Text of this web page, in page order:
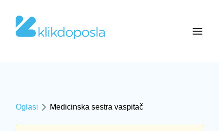
Oglasi Medicinska sestra vaspitač